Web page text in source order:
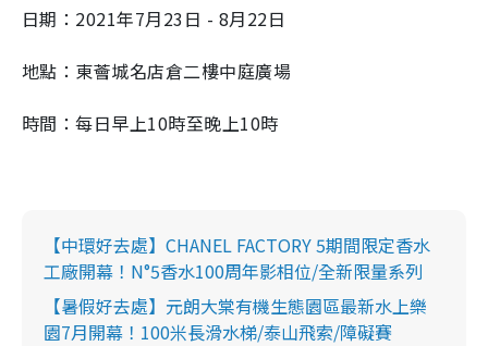
日期：2021年7月23日 - 8月22日
地點：東薈城名店倉二樓中庭廣場
時間：每日早上10時至晚上10時
【中環好去處】CHANEL FACTORY 5期間限定香水
工廠開幕！N°5香水100周年影相位/全新限量系列
【暑假好去處】元朗大棠有機生態園區最新水上樂
園7月開幕！100米長滑水梯/泰山飛索/障礙賽